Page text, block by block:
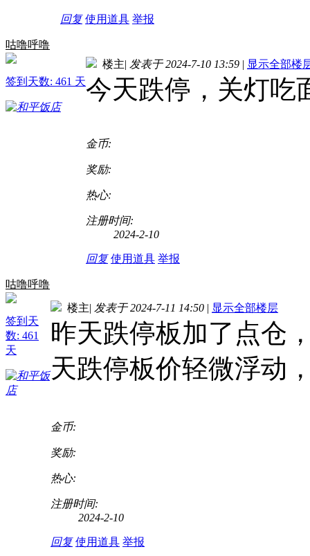
回复 使用道具 举报
咕噜呼噜
签到天数: 461 天
楼主| 发表于 2024-7-10 13:59 | 显示全部楼
今天跌停，关灯吃
金币:
奖励:
热心:
注册时间:
2024-2-10
回复 使用道具 举报
咕噜呼噜
签到天
数: 461
天
楼主| 发表于 2024-7-11 14:50 | 显示全部楼层
昨天跌停板加了点仓
天跌停板价轻微浮动
金币:
奖励:
热心:
注册时间:
2024-2-10
回复 使用道具 举报